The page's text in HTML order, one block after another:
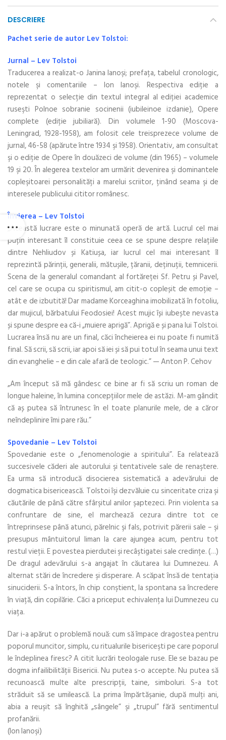
DESCRIERE
Pachet serie de autor Lev Tolstoi:
Jurnal – Lev Tolstoi
Traducerea a realizat-o Janina Ianoşi; prefaţa, tabelul cronologic,
notele şi comentariile – Ion Ianoşi. Respectiva ediţie a
reprezentat o selecţie din textul integral al ediţiei academice
ruseşti Polnoe sobranie socinenii (iubileinoe izdanie), Opere
complete (ediţie jubiliară). Din volumele 1-90 (Moscova-
Leningrad, 1928-1958), am folosit cele treisprezece volume de
jurnal, 46-58 (apărute între 1934 şi 1958). Orientativ, am consultat
şi o ediţie de Opere în douăzeci de volume (din 1965) – volumele
19 şi 20. În alegerea textelor am urmărit devenirea şi dominantele
copleşitoarei personalităţi a marelui scriitor, ţinând seama şi de
interesele publicului cititor românesc.
Învierea – Lev Tolstoi
„Această lucrare este o minunată operă de artă. Lucrul cel mai
puțin interesant îl constituie ceea ce se spune despre relațiile
dintre Nehliudov și Katiușa, iar lucrul cel mai interesant îl
reprezintă părinții, generalii, mătușile, țăranii, deținuții, temnicerii.
Scena de la generalul comandant al fortăreței Sf. Petru și Pavel,
cel care se ocupa cu spiritismul, am citit-o copleșit de emoție –
atât e de izbutită! Dar madame Korceaghina imobilizată în fotoliu,
dar mujicul, bărbatului Feodosiei! Acest mujic își iubește nevasta
și spune despre ea că-i „muiere aprigă”. Aprigă e și pana lui Tolstoi.
Lucrarea însă nu are un final, căci încheierea ei nu poate fi numită
final. Să scrii, să scrii, iar apoi să iei și să pui totul în seama unui text
din evanghelie – e din cale afară de teologic.” — Anton P. Cehov
„Am început să mă gândesc ce bine ar fi să scriu un roman de
longue haleine, în lumina concepțiilor mele de astăzi. M-am gândit
că aș putea să întrunesc în el toate planurile mele, de a căror
neîndeplinire îmi pare rău.”
Spovedanie – Lev Tolstoi
Spovedanie este o „fenomenologie a spiritului”. Ea relatează
succesivele căderi ale autorului şi tentativele sale de renaştere.
Ea urma să introducă disocierea sistematică a adevărului de
dogmatica bisericească. Tolstoi îşi dezvăluie cu sinceritate criza şi
căutările de până către sfârşitul anilor şaptezeci. Prin violenta sa
confruntare de sine, el marchează cezura dintre tot ce
întreprinsese până atunci, părelnic şi fals, potrivit părerii sale – şi
presupus mântuitorul liman la care ajungea acum, pentru tot
restul vieţii. E povestea pierdutei şi recâştigatei sale credinţe. (…)
De dragul adevărului s-a angajat în căutarea lui Dumnezeu. A
alternat stări de încredere şi disperare. A scăpat însă de tentaţia
sinuciderii. S-a întors, în chip conştient, la spontana sa încredere
în viaţă, din copilărie. Căci a priceput echivalenţa lui Dumnezeu cu
viaţa.
Dar i-a apărut o problemă nouă: cum să împace dragostea pentru
poporul muncitor, simplu, cu ritualurile bisericeşti pe care poporul
le îndeplinea firesc? A citit lucrări teologale ruse. Ele se bazau pe
dogma infailibilităţii Bisericii. Nu putea s-o accepte. Nu putea să
recunoască multe alte prescripţii, taine, simboluri. S-a tot
străduit să se umilească. La prima împărtăşanie, după mulţi ani,
abia a reuşit să înghită „sângele” şi „trupul” fără sentimentul
profanării.
(Ion Ianoşi)